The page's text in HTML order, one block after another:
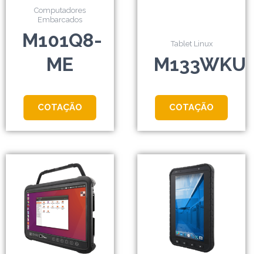
Computadores
Embarcados
M101Q8-
ME
COTAÇÃO
Tablet Linux
M133WKU
COTAÇÃO